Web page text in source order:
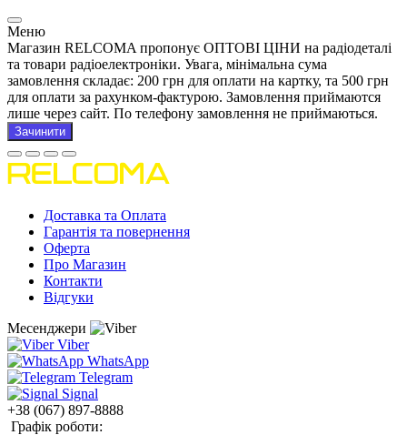
Меню
Магазин RELCOMA пропонує ОПТОВІ ЦІНИ на радіодеталі
та товари радіоелектроніки. Увага, мінімальна сума
замовлення складає: 200 грн для оплати на картку, та 500 грн
для оплати за рахунком-фактурою. Замовлення приймаются
лише через сайт. По телефону замовлення не приймаються.
Зачинити
Доставка та Оплата
Гарантія та повернення
Оферта
Про Магазин
Контакти
Відгуки
Месенджери
Viber
WhatsApp
Telegram
Signal
+38 (067) 897-8888
Графік роботи: